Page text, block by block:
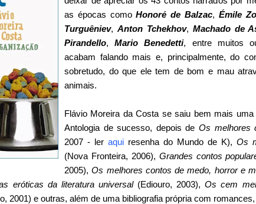
as épocas comoHonoré de Balzac, Émile
Turguêniev, Anton Tchekhov, Machado de
Pirandello,Mario Benedetti, entre muitos
acabam falando mais e, principalmente, do
sobretudo, do que ele tem de bom e mau
animais.
Flávio Moreira da Costa se saiu bem mais
Antologia de sucesso, depois de Os melhores
2007 - ler aqui resenha do Mundo de K), Os
(Nova Fronteira, 2006), Grandes contos
2005),Os melhores contos de medo, horror e
eróticas da literatura universal(Ediouro, 2003),Os cem
2001) e outras, além de uma bibliografia própria com